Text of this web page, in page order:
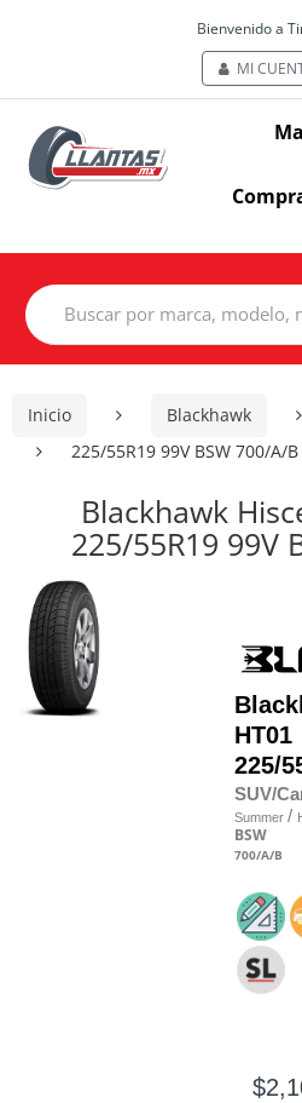
Bienvenido a
MI
Search
for:
Inicio Blackhawk
225/55R19 99V BSW 700/A/B
Blackhawk
225/55R19 99V
HT01
225/
SUV/
Summer /
BSW
700/A/B